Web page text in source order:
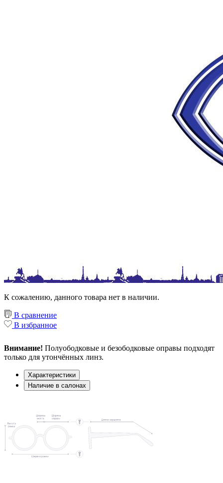
К сожалению, данного товара нет в наличии.
В сравнение
В избранное
Внимание! Полуободковые и безободковые оправы подходят
только для утончённых линз.
Характеристики
Наличие в салонах